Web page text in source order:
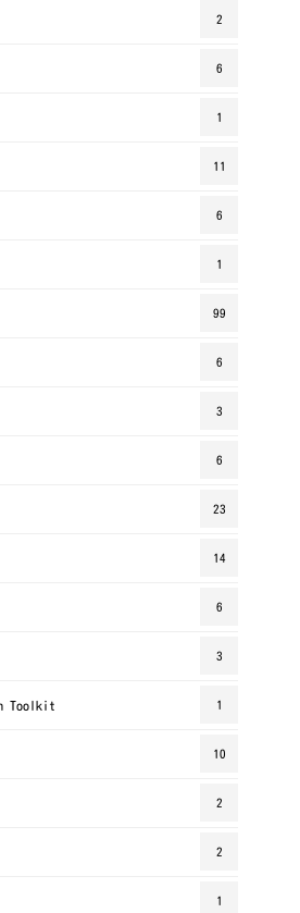
2
6
1
11
6
1
99
6
3
6
23
14
6
3
Toolkit 1
10
2
2
1